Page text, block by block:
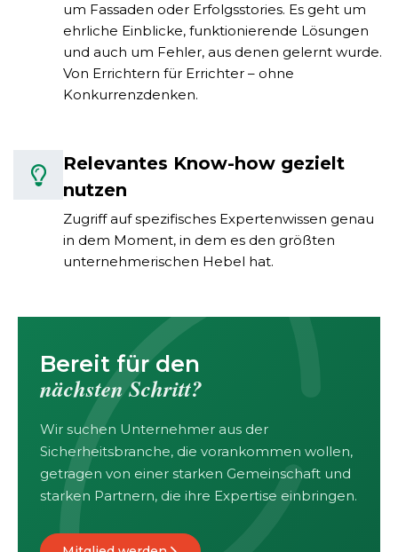
um Fassaden oder Erfolgsstories. Es geht um
ehrliche Einblicke, funktionierende Lösungen
und auch um Fehler, aus denen gelernt wurde.
Von Errichtern für Errichter – ohne
Konkurrenzdenken.
Relevantes Know-how gezielt
nutzen
Zugriff auf spezifisches Expertenwissen genau
in dem Moment, in dem es den größten
unternehmerischen Hebel hat.
Bereit für den
nächsten Schritt?
Wir suchen Unternehmer aus der
Sicherheitsbranche, die vorankommen wollen,
getragen von einer starken Gemeinschaft und
starken Partnern, die ihre Expertise einbringen.